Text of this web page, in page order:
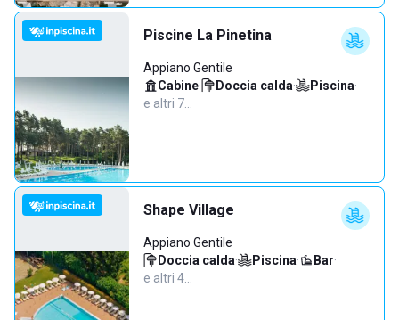
Piscine La Pinetina
Appiano Gentile
Cabine· Doccia calda· Piscina·
e altri 7…
Shape Village
Appiano Gentile
Doccia calda· Piscina· Bar·
e altri 4…